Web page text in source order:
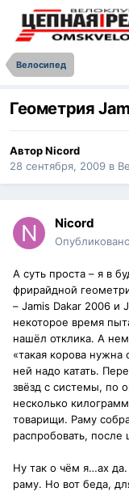
Велосипед
Геометрия
АвторNicord
28 сентября, 2009 в
Nicord
Опубликовано
А суть проста – я в
фрирайдной
– Jamis Dakar 2006 и
некоторое время
нашёл отклика. А
«такая корова
ней надо катать.
звёзд с системы, по
несколько
товарищи. Раму
распробовать, после
Ну так о чём я…ах
раму. Но вот беда,